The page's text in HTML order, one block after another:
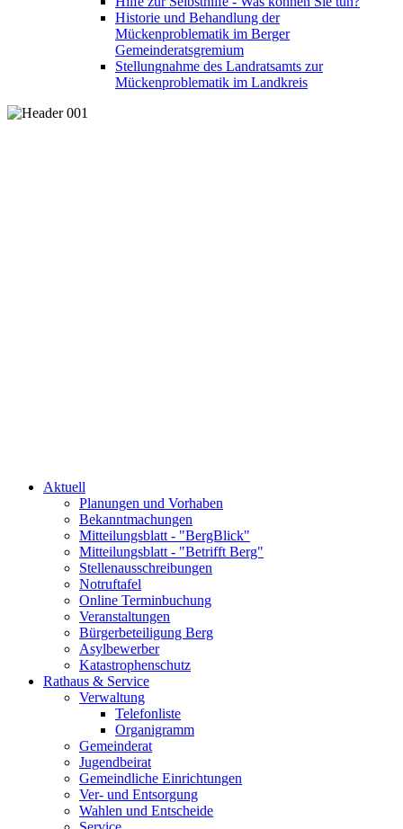
Historie und Behandlung der
Mückenproblematik im Berger
Gemeinderatsgremium
Stellungnahme des Landratsamts zur
Mückenproblematik im Landkreis
Aktuell
Planungen und Vorhaben
Bekanntmachungen
Mitteilungsblatt - "BergBlick"
Mitteilungsblatt - "Betrifft Berg"
Stellenausschreibungen
Notruftafel
Online Terminbuchung
Veranstaltungen
Bürgerbeteiligung Berg
Asylbewerber
Katastrophenschutz
Rathaus & Service
Verwaltung
Telefonliste
Organigramm
Gemeinderat
Jugendbeirat
Gemeindliche Einrichtungen
Ver- und Entsorgung
Wahlen und Entscheide